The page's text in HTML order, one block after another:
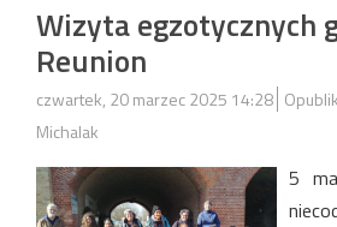
Wizyta egzotycznych
Reunion
czwartek, 20 marzec 2025 14:28
Michalak
5